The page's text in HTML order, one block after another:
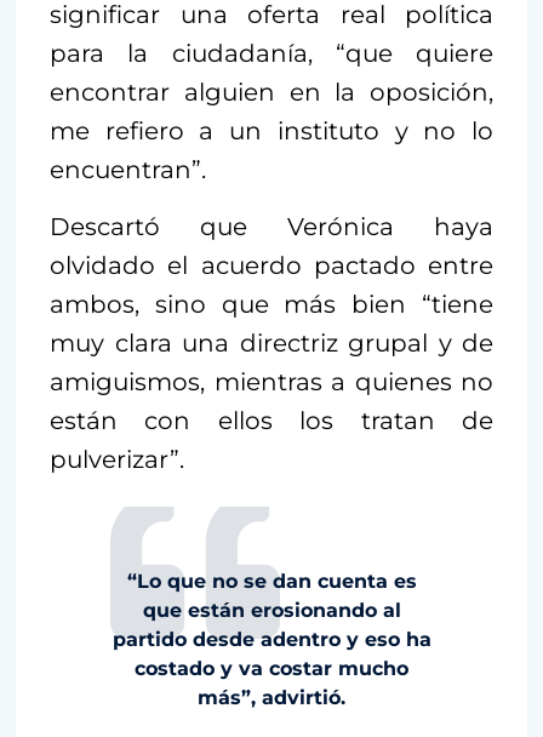
significar una oferta real política
para la ciudadanía, “que quiere
encontrar alguien en la oposición,
me refiero a un instituto y no lo
encuentran”.
Descartó que Verónica haya
olvidado el acuerdo pactado entre
ambos, sino que más bien “tiene
muy clara una directriz grupal y de
amiguismos, mientras a quienes no
están con ellos los tratan de
pulverizar”.
“Lo que no se dan cuenta es
que están erosionando al
partido desde adentro y eso ha
costado y va costar mucho
más”, advirtió.